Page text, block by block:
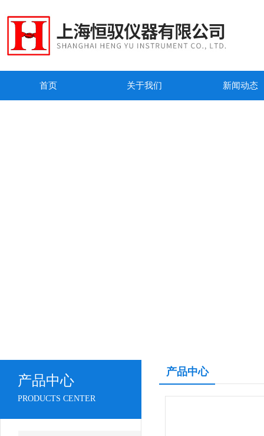
首页 关于我们 新闻动态
产品中心
PRODUCTS CENTER
产品中心